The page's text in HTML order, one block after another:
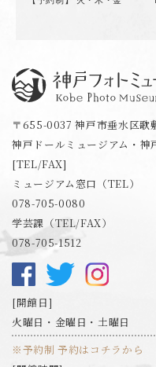
〒655-0037 神戸市垂水区歌
神戸ドールミュージアム・
[TEL/FAX]
ミュージアム窓口（TEL）
078-705-0080
学芸課（TEL/FAX）
078-705-1512
開館日
火曜日・金曜日・土曜日
※予約制 予約はコチラから